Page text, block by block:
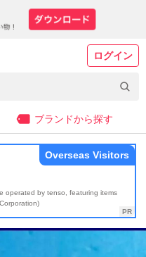
ログイン
ブランドから探す
operated by tenso, featuring items
Overseas Visitors